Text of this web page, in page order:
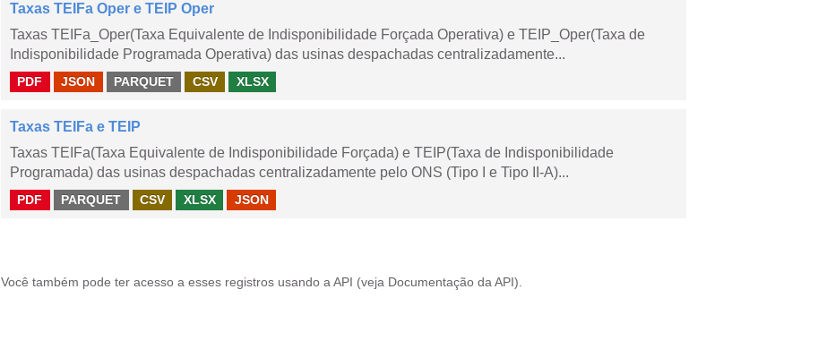
Taxas TEIFa Oper e TEIP Oper
Taxas TEIFa_Oper(Taxa Equivalente de Indisponibilidade Forçada Operativa) e TEIP_Oper(Taxa de
Indisponibilidade Programada Operativa) das usinas despachadas centralizadamente...
PDF JSON PARQUET CSV XLSX
Taxas TEIFa e TEIP
Taxas TEIFa(Taxa Equivalente de Indisponibilidade Forçada) e TEIP(Taxa de Indisponibilidade
Programada) das usinas despachadas centralizadamente pelo ONS (Tipo I e Tipo II-A)...
PDF PARQUET CSV XLSX JSON
Você também pode ter acesso a esses registros usando a API (veja Documentação da API ).